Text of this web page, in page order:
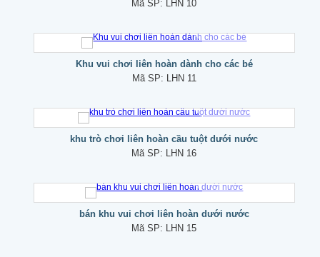
Mã SP: LHN 10
Khu vui chơi liên hoàn dành cho các bé
Mã SP: LHN 11
khu trò chơi liên hoàn cầu tuột dưới nước
Mã SP: LHN 16
bán khu vui chơi liên hoàn dưới nước
Mã SP: LHN 15